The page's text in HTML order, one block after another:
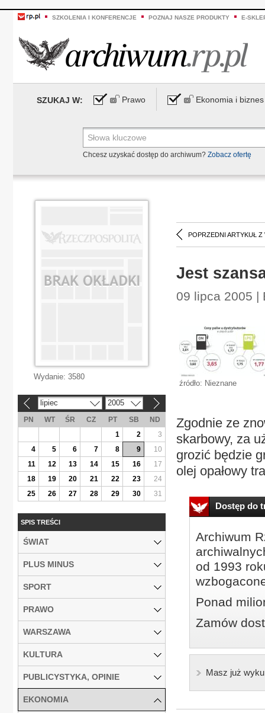
SZKOLENIA I KONFERENCJE POZNAJ NASZE PRODUKTY E-
SZUKAJ W: Prawo Ekonomia i biznes
Chcesz uzyskać dostęp do archiwum? Zobacz ofertę
POPRZEDNI ARTYKUŁ Z
Jest
09 lipca 2005 |
źródło: Nieznane
Zgodnie ze
skarbowy, za
grozić będzie
olej opałowy
Dostęp do
Archiwum
od 1993
Ponad
Zamów
Masz już
Wydanie: 3580
lipiec 2005
PN WT ŚR CZ PT SB
ND
1
2
3
4
5 6 7 8 9
10
11
12 13 14 15 16
17
18
19 20 21 22 23
24
25
26 27 28 29 30 31
SPIS TREŚCI
ŚWIAT
PLUS MINUS
SPORT
PRAWO
WARSZAWA
KULTURA
PUBLICYSTYKA, OPINIE
EKONOMIA